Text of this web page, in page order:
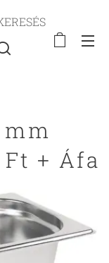
mm
Ft + Áfa